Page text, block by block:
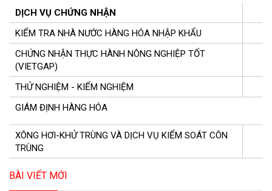
DỊCH VỤ CHỨNG NHẬN
KIỂM TRA NHÀ NƯỚC HÀNG HÓA NHẬP KHẨU
CHỨNG NHẬN THỰC HÀNH NÔNG NGHIỆP TỐT
(VIETGAP)
THỬ NGHIỆM - KIỂM NGHIỆM
GIÁM ĐỊNH HÀNG HÓA
XÔNG HƠI-KHỬ TRÙNG VÀ DỊCH VỤ KIỂM SOÁT CÔN
TRÙNG
BÀI VIẾT MỚI